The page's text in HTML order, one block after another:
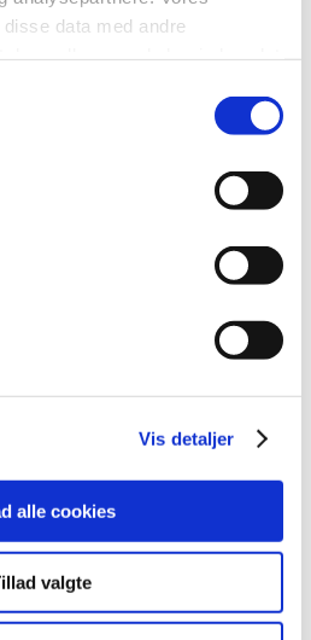
data med andre
Vis detaljer
alle cookies
valgte